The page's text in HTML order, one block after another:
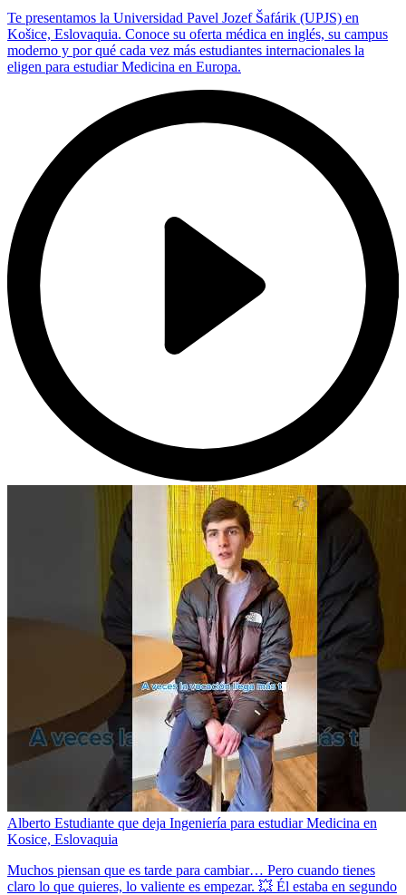
Te presentamos la Universidad Pavel Jozef Šafárik (UPJS) en
Košice, Eslovaquia. Conoce su oferta médica en inglés, su campus
moderno y por qué cada vez más estudiantes internacionales la
eligen para estudiar Medicina en Europa.
Alberto Estudiante que deja Ingeniería para estudiar Medicina en
Kosice, Eslovaquia
Muchos piensan que es tarde para cambiar… Pero cuando tienes
claro lo que quieres, lo valiente es empezar. 💥 Él estaba en segundo